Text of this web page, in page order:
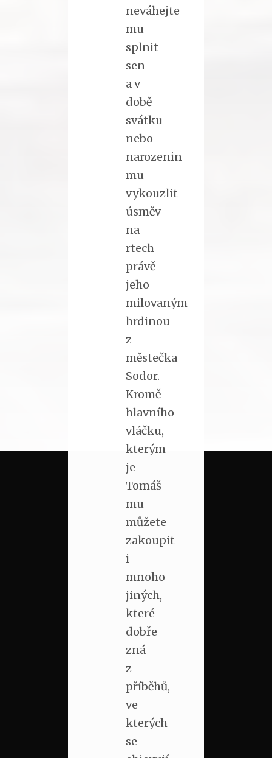
neváhejte
mu
splnit
sen
a v
době
svátku
nebo
narozenin
mu
vykouzlit
úsměv
na
rtech
právě
jeho
milovaným
hrdinou
z
městečka
Sodor.
Kromě
hlavního
vláčku,
kterým
je
Tomáš
mu
můžete
zakoupit
i
mnoho
jiných,
které
dobře
zná
z
příběhů,
ve
kterých
se